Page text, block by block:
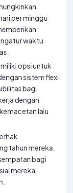
per minggu
waktu
opsi untuk
sistem flexi
bagi
dengan
lalu
tahun mereka.
bagi
mereka